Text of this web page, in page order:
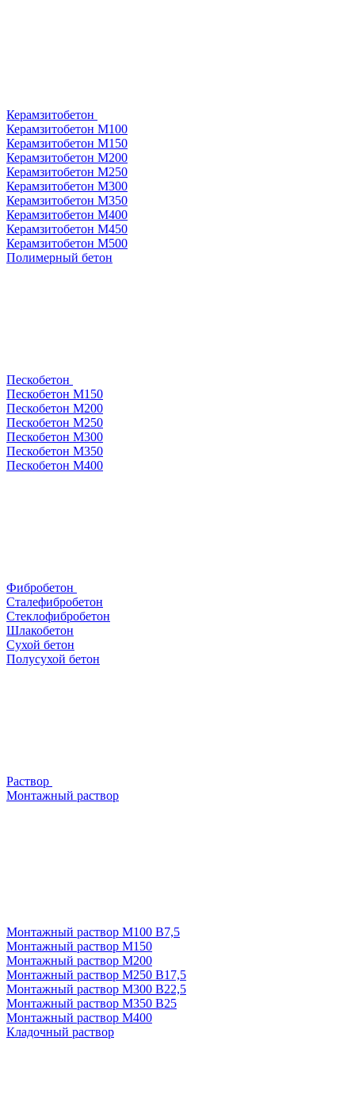
Керамзитобетон
Керамзитобетон М100
Керамзитобетон М150
Керамзитобетон М200
Керамзитобетон М250
Керамзитобетон М300
Керамзитобетон М350
Керамзитобетон М400
Керамзитобетон М450
Керамзитобетон М500
Полимерный бетон
Пескобетон
Пескобетон М150
Пескобетон М200
Пескобетон М250
Пескобетон М300
Пескобетон М350
Пескобетон М400
Фибробетон
Сталефибробетон
Стеклофибробетон
Шлакобетон
Сухой бетон
Полусухой бетон
Раствор
Монтажный раствор
Монтажный раствор М100 В7,5
Монтажный раствор М150
Монтажный раствор М200
Монтажный раствор М250 В17,5
Монтажный раствор М300 В22,5
Монтажный раствор М350 В25
Монтажный раствор М400
Кладочный раствор